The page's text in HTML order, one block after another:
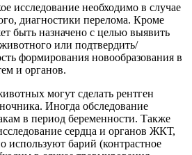
исследование необходимо в случае
диагностики перелома. Кроме
быть назначено с целью выявить
или подтвердить/
формирования новообразования в
и органов.
могут сделать рентген
Иногда обследование
в период беременности. Также
сердца и органов ЖКТ,
используют барий (контрастное